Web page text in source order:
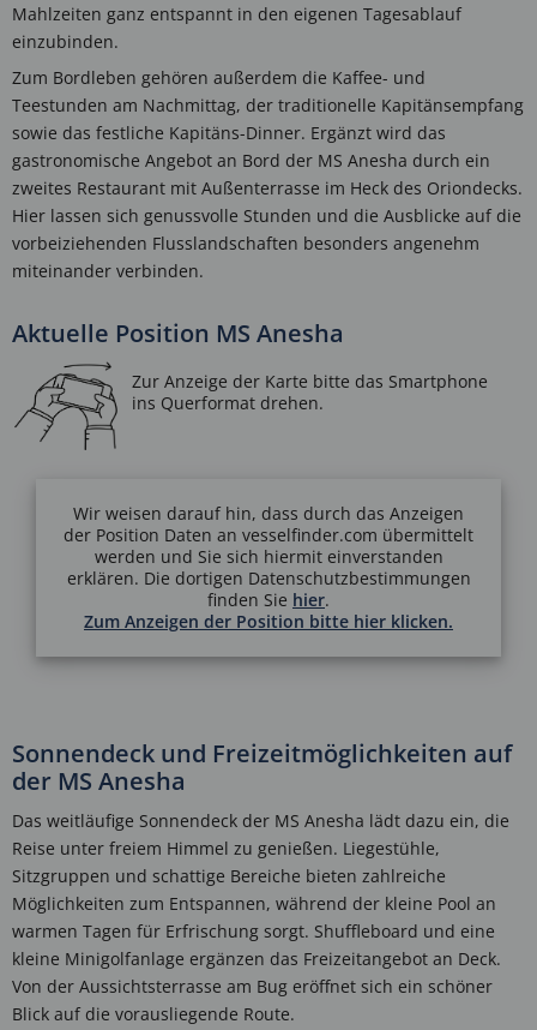
Mahlzeiten ganz entspannt in den eigenen Tagesablauf
einzubinden.
Zum Bordleben gehören außerdem die Kaffee- und
Teestunden am Nachmittag, der traditionelle Kapitänsempfang
sowie das festliche Kapitäns-Dinner. Ergänzt wird das
gastronomische Angebot an Bord der MS Anesha durch ein
zweites Restaurant mit Außenterrasse im Heck des Oriondecks.
Hier lassen sich genussvolle Stunden und die Ausblicke auf die
vorbeiziehenden Flusslandschaften besonders angenehm
miteinander verbinden.
Aktuelle Position MS Anesha
Wir weisen darauf hin, dass durch das Anzeigen
der Position Daten an vesselfinder.com übermittelt
werden und Sie sich hiermit einverstanden
erklären. Die dortigen Datenschutzbestimmungen
finden Sie hier.
Zum Anzeigen der Position bitte hier klicken.
Sonnendeck und Freizeitmöglichkeiten auf
der MS Anesha
Das weitläufige Sonnendeck der MS Anesha lädt dazu ein, die
Reise unter freiem Himmel zu genießen. Liegestühle,
Sitzgruppen und schattige Bereiche bieten zahlreiche
Möglichkeiten zum Entspannen, während der kleine Pool an
warmen Tagen für Erfrischung sorgt. Shuffleboard und eine
kleine Minigolfanlage ergänzen das Freizeitangebot an Deck.
Von der Aussichtsterrasse am Bug eröffnet sich ein schöner
Blick auf die vorausliegende Route.